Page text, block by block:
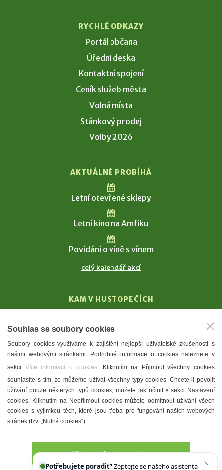
RYCHLÉ ODKAZY
Portál občana
Úřední deska
Kontaktní spojení
Ceník služeb města
Volná místa
Stánkový prodej
Volby 2026
AKTUÁLNĚ PROBÍHÁ
Letní otevřené sklepy
Letní kino na Amfiku
Povídání o víně s vínem
celý kalendář akcí
KAM V HUSTOPEČÍCH
T. G. Masaryk
Mandloně
Ubytování
Restaurace
Městské muzeum a galerie
Denní meníčka
Souhlas se soubory cookies
Soubory cookies využíváme k zajištění nejlepší uživatelské zkušenosti s
našimi webovými stránkami. Podrobné informace o cookies naleznete v
sekci Více informací o cookies. Kliknutím na Přijmout všechny cookies
souhlasíte s tím, že můžeme užívat všechny typy cookies. Chcete-li povolit
užívání pouze některých typů cookies, můžete tak učinit v sekci Nastavení
cookies. Kliknutím na Nepřijmout cookies můžete odmítnout užívání všech
cookies s výjimkou těch, které jsou třeba pro fungování našich webových
stránek (tzv. „Nutné cookies“).
Přijmout všechny cookies
Potřebujete poradit?